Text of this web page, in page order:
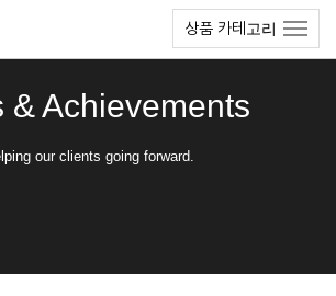
상품 카테고리
& Achievements
our clients going forward.